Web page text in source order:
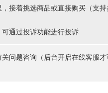
接着挑选商品或直接购买（支持
通过投诉功能进行投诉
问题咨询（后台开启在线客服才